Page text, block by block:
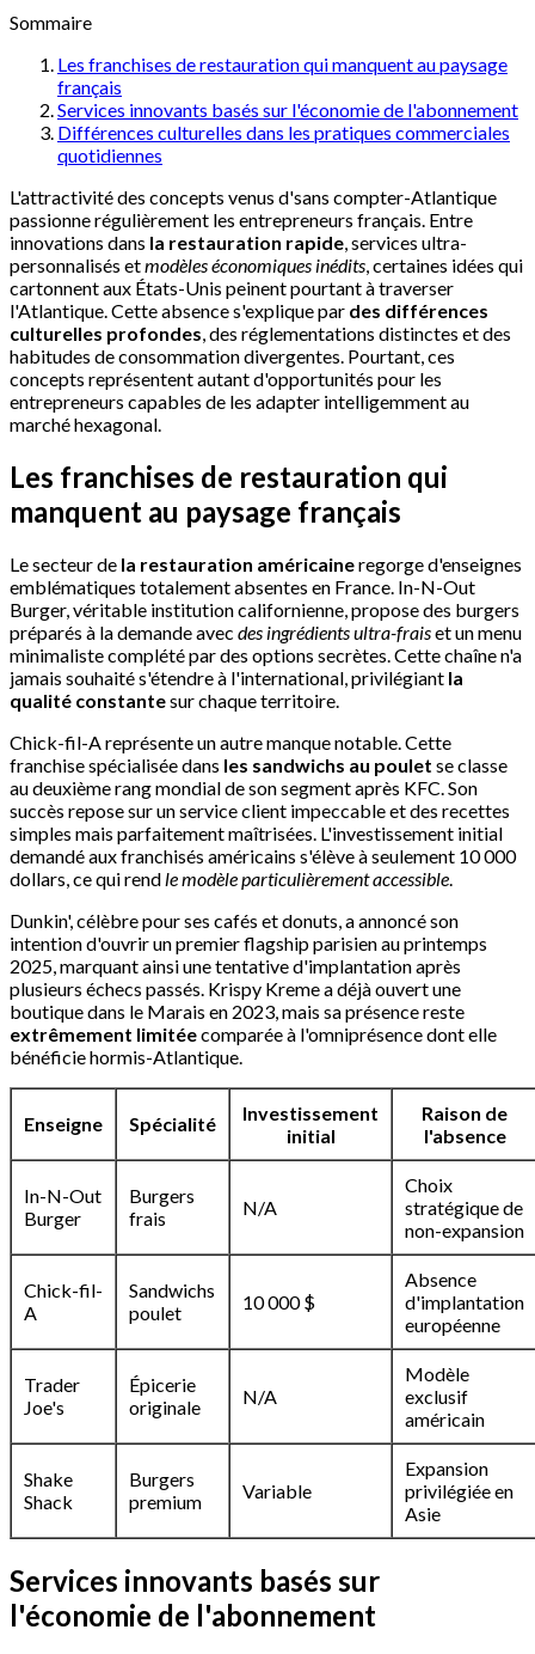
Sommaire
Les franchises de restauration qui manquent au paysage
français
Services innovants basés sur l'économie de l'abonnement
Différences culturelles dans les pratiques commerciales
quotidiennes
L'attractivité des concepts venus d'sans compter-Atlantique
passionne régulièrement les entrepreneurs français. Entre
innovations dans la restauration rapide, services ultra-
personnalisés etmodèles économiques inédits, certaines idées qui
cartonnent aux États-Unis peinent pourtant à traverser
l'Atlantique. Cette absence s'explique par des différences
culturelles profondes, des réglementations distinctes et des
habitudes de consommation divergentes. Pourtant, ces
concepts représentent autant d'opportunités pour les
entrepreneurs capables de les adapter intelligemment au
marché hexagonal.
Les franchises de restauration qui
manquent au paysage français
Le secteur de la restauration américaineregorge d'enseignes
emblématiques totalement absentes en France. In-N-Out
Burger, véritable institution californienne, propose des burgers
préparés à la demande avec des ingrédients ultra-fraiset un menu
minimaliste complété par des options secrètes. Cette chaîne n'a
jamais souhaité s'étendre à l'international, privilégiant la
qualité constantesur chaque territoire.
Chick-fil-A représente un autre manque notable. Cette
franchise spécialisée dans les sandwichs au poulet se classe
au deuxième rang mondial de son segment après KFC. Son
succès repose sur un service client impeccable et des recettes
simples mais parfaitement maîtrisées. L'investissement initial
demandé aux franchisés américains s'élève à seulement 10 000
dollars, ce qui rend le modèle particulièrement accessible
Dunkin', célèbre pour ses cafés et donuts, a annoncé son
intention d'ouvrir un premier flagship parisien au printemps
2025, marquant ainsi une tentative d'implantation après
plusieurs échecs passés. Krispy Kreme a déjà ouvert une
boutique dans le Marais en 2023, mais sa présence reste
extrêmement limitéecomparée à l'omniprésence dont elle
bénéficie hormis-Atlantique.
Enseigne Spécialité
Investissement
initial
Raison de
l'absence
In-N-Out
Burger
Burgers
frais
N/A
Choix
stratégique de
non-expansion
Chick-fil-
A
Sandwichs
poulet
10 000 $
Absence
d'implantation
européenne
Trader
Joe's
Épicerie
originale
N/A
Modèle
exclusif
américain
Shake
Shack
Burgers
premium
Variable
Expansion
privilégiée en
Asie
Services innovants basés sur
l'économie de l'abonnement